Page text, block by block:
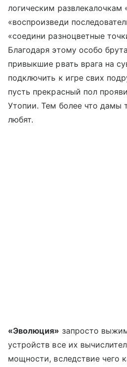
логическим
«воспроизведи
«соедини разноцветные
Благодаря этому особо
привыкшие рвать врага на
подключить к игре свих
пусть прекрасный пол
Утопии. Тем более что дамы
любят.
«Эволюция» запросто
устройств все их
мощности, вследствие чего